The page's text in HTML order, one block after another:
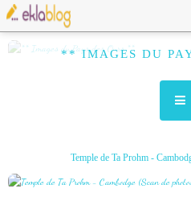
** IMAGES DU
Temple de Ta Prohm -